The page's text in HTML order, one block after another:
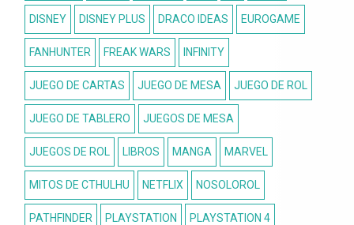
DISNEY DISNEY PLUS DRACO IDEAS EUROGAME
FANHUNTER FREAK WARS INFINITY
JUEGO DE CARTAS JUEGO DE MESA JUEGO DE ROL
JUEGO DE TABLERO JUEGOS DE MESA
JUEGOS DE ROL LIBROS MANGA MARVEL
MITOS DE CTHULHU NETFLIX NOSOLOROL
PATHFINDER PLAYSTATION PLAYSTATION 4